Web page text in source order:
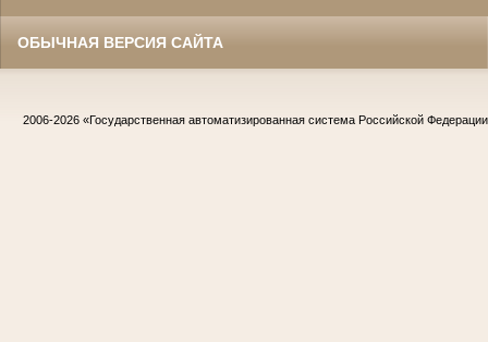
ОБЫЧНАЯ ВЕРСИЯ САЙТА
2006-2026 «Государственная автоматизированная система Российской